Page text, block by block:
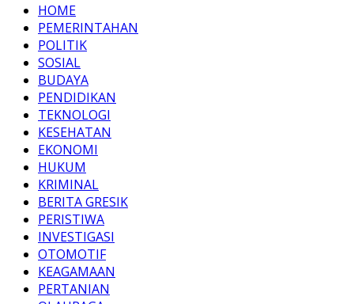
HOME
PEMERINTAHAN
POLITIK
SOSIAL
BUDAYA
PENDIDIKAN
TEKNOLOGI
KESEHATAN
EKONOMI
HUKUM
KRIMINAL
BERITA GRESIK
PERISTIWA
INVESTIGASI
OTOMOTIF
KEAGAMAAN
PERTANIAN